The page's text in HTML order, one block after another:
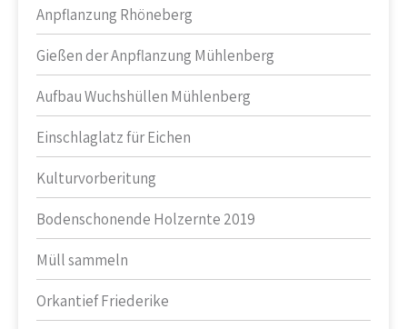
Anpflanzung Rhöneberg
Gießen der Anpflanzung Mühlenberg
Aufbau Wuchshüllen Mühlenberg
Einschlaglatz für Eichen
Kulturvorberitung
Bodenschonende Holzernte 2019
Müll sammeln
Orkantief Friederike